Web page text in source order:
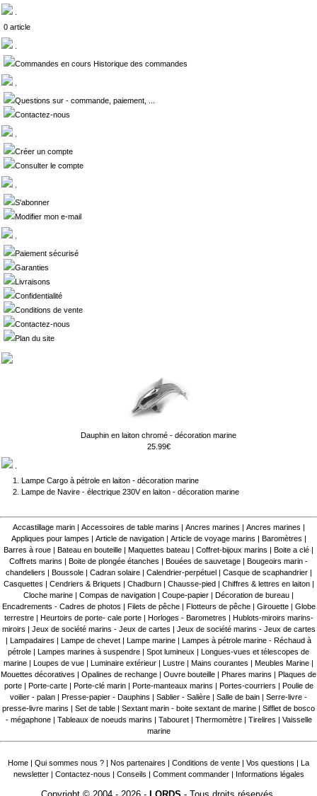
0 article
Commandes en cours Historique des commandes
Questions sur - commande, paiement, ...
Contactez-nous
Créer un compte
Consulter le compte
S'abonner
Modifier mon e-mail
Paiement sécurisé
Garanties
Livraisons
Confidentialité
Conditions de vente
Contactez-nous
Plan du site
Dauphin en laiton chromé - décoration marine
25.99€
Lampe Cargo à pétrole en laiton - décoration marine
Lampe de Navire - électrique 230V en laiton - décoration marine
Accastillage marin| Accessoires de table marins Ancres marines Ancres marines
Appliques pour lampes
Article de navigation| Article de voyage marins Baromètres
Barres à roue
Bateau en bouteille Maquettes bateau Coffret-bijoux marins Boite a clé
Coffrets marins
Boite de plongée étanches Bouées de sauvetage
Bougeoirs marin -
chandeliers
Boussole| Cadran solaire| Calendrier-perpétuel Casque de scaphandrier|
Casquettes
Cendriers & Briquets Chadburn| Chausse-pied Chiffres & lettres en laiton|
Cloche marine
Compas de navigation Coupe-papier Décoration de bureau
Encadrements - Cadres de photos
Filets de pêche| Flotteurs de pêche| Girouette| Globe
terrestre| Heurtoirs de porte- cale porte| Horloges - Barometres
Hublots-miroirs marins-
miroirs
Jeux de société marins - Jeux de cartes
Jeux de société marins - Jeux de cartes
Lampadaires Lampe de chevet Lampe marine
Lampes à pétrole marine - Réchaud à
pétrole
Lampes marines à suspendre Spot lumineux
Longues-vues et télescopes de
marine
Loupes de vue Luminaire extérieur Lustre Mains courantes Meubles Marine
Mouettes décoratives
Opalines de rechange Ouvre bouteille Phares marins
Plaques de
porte| Porte-carte| Porte-clé marin Porte-manteaux marins Portes-courriers
Poulie de
voilier - palan
Presse-papier - Dauphins Sablier - Salière Salle de bain
Serre-livre -
presse-livre marins
Set de table Sextant marin - boite sextant de marine
Sifflet de bosco
- mégaphone| Tableaux de noeuds marins Tabouret| Thermomètre| Tirelires
Vaisselle
marine
Home Qui sommes nous ? Nos partenaires Conditions de vente Vos questions
La
newsletter
Contactez-nous Conseils Comment commander Informations légales